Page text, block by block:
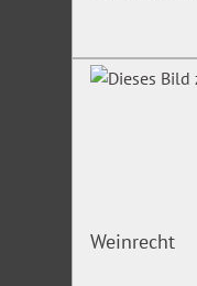
Weinrecht